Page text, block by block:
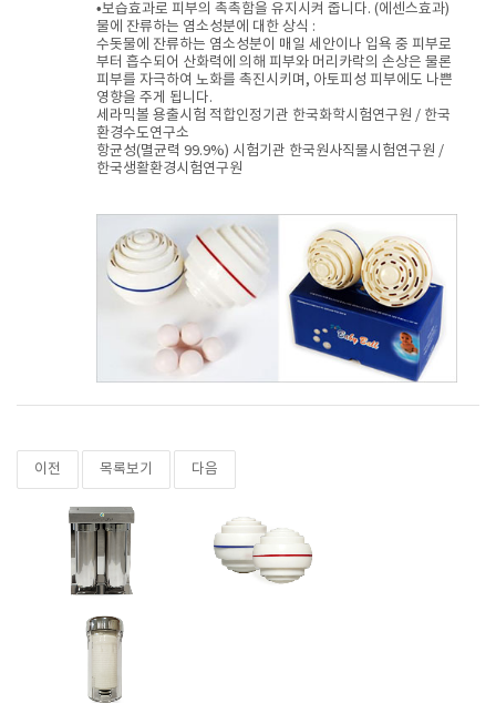
•보습효과로 피부의 촉촉함을 유지시켜 줍니다. (에센스효과)
물에 잔류하는 염소성분에 대한 상식 :
수돗물에 잔류하는 염소성분이 매일 세안이나 입욕 중 피부로
부터 흡수되어 산화력에 의해 피부와 머리카락의 손상은 물론
피부를 자극하여 노화를 촉진시키며, 아토피성 피부에도 나쁜
영향을 주게 됩니다.
세라믹볼 용출시험 적합인정기관 한국화학시험연구원 / 한국
환경수도연구소
항균성(멸균력 99.9%) 시험기관 한국원사직물시험연구원 /
한국생활환경시험연구원
이전 목록보기 다음